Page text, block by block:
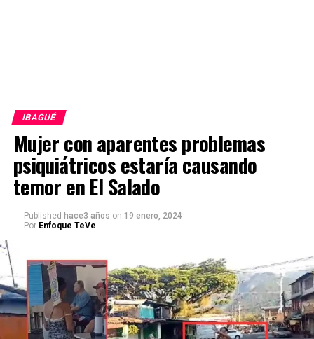
IBAGUÉ
Mujer con aparentes problemas
psiquiátricos estaría causando
temor en El Salado
Published hace3 años on 19 enero, 2024
Por Enfoque TeVe